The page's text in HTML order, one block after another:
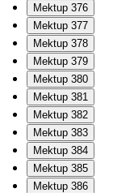
Mektup 376
Mektup 377
Mektup 378
Mektup 379
Mektup 380
Mektup 381
Mektup 382
Mektup 383
Mektup 384
Mektup 385
Mektup 386